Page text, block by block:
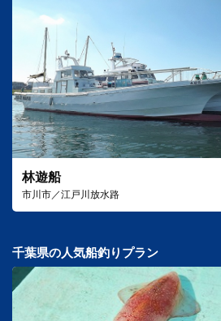
林遊船
市川市／江戸川放水路
千葉県の人気船釣りプラン